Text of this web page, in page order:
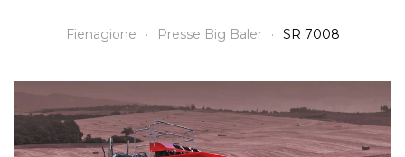
Fienagione Presse Big Baler SR 7008